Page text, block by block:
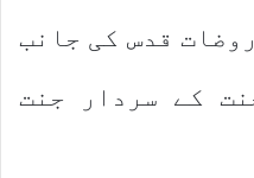
قدس کی جانب
کے سردار جنت